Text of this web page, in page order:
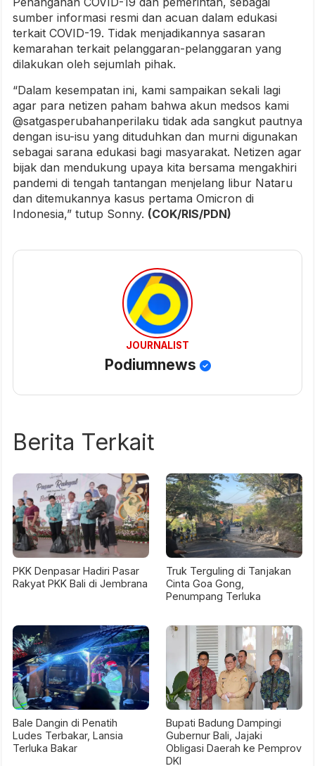
sumber informasi resmi dan acuan dalam edukasi
terkait COVID-19. Tidak menjadikannya sasaran
kemarahan terkait pelanggaran-pelanggaran yang
dilakukan oleh sejumlah pihak.
“Dalam kesempatan ini, kami sampaikan sekali lagi
agar para netizen paham bahwa akun medsos kami
@satgasperubahanperilaku tidak ada sangkut pautnya
dengan isu-isu yang dituduhkan dan murni digunakan
sebagai sarana edukasi bagi masyarakat. Netizen agar
bijak dan mendukung upaya kita bersama mengakhiri
pandemi di tengah tantangan menjelang libur Nataru
dan ditemukannya kasus pertama Omicron di
Indonesia,” tutup Sonny. (COK/RIS/PDN)
JOURNALIST
Podiumnews
Berita Terkait
PKK Denpasar Hadiri Pasar
Rakyat PKK Bali di Jembrana
Truk Terguling di Tanjakan
Cinta Goa Gong,
Penumpang Terluka
Bale Dangin di Penatih
Ludes Terbakar, Lansia
Terluka Bakar
Bupati Badung Dampingi
Gubernur Bali, Jajaki
Obligasi Daerah ke Pemprov
DKI